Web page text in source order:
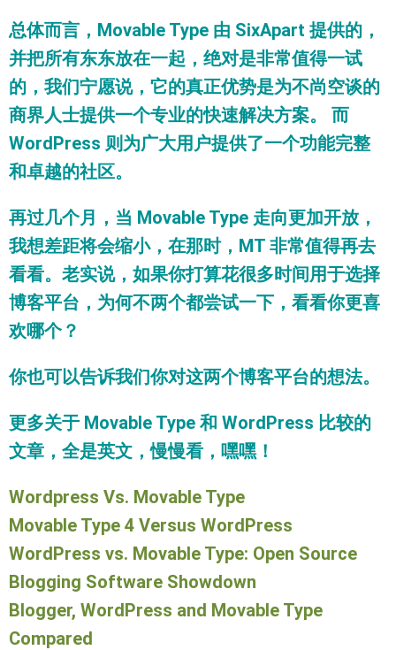
总体而言，Movable Type 由 SixApart 提供的，
并把所有东东放在一起，绝对是非常值得一试
的，我们宁愿说，它的真正优势是为不尚空谈的
商界人士提供一个专业的快速解决方案。 而
WordPress 则为广大用户提供了一个功能完整
和卓越的社区。
再过几个月，当 Movable Type 走向更加开放，
我想差距将会缩小，在那时，MT 非常值得再去
看看。老实说，如果你打算花很多时间用于选择
博客平台，为何不两个都尝试一下，看看你更喜
欢哪个？
你也可以告诉我们你对这两个博客平台的想法。
更多关于 Movable Type 和 WordPress 比较的
文章，全是英文，慢慢看，嘿嘿！
Wordpress Vs. Movable Type
Movable Type 4 Versus WordPress
WordPress vs. Movable Type: Open Source
Blogging Software Showdown
Blogger, WordPress and Movable Type
Compared